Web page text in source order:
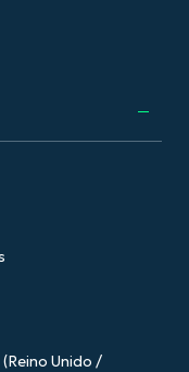
Unido /